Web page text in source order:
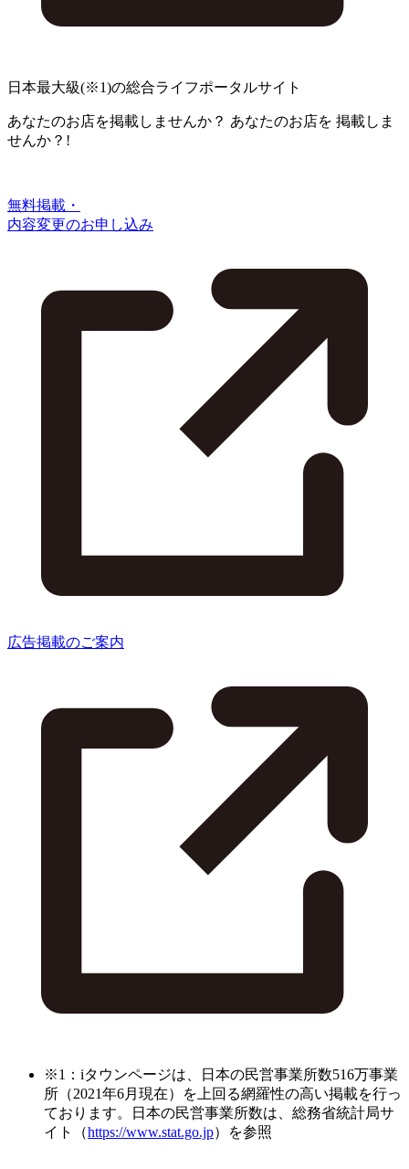
日本最大級(※1)の総合ライフポータルサイト
あなたのお店を掲載しませんか？ あなたのお店を 掲載しま
せんか？!
無料掲載・
内容変更のお申し込み
広告掲載のご案内
※1：iタウンページは、日本の民営事業所数516万事業
所（2021年6月現在）を上回る網羅性の高い掲載を行っ
ております。日本の民営事業所数は、総務省統計局サ
イト（https://www.stat.go.jp）を参照